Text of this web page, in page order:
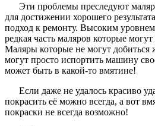
Эти проблемы преследуют
для достижении хорошего
подход к ремонту. Высоким уровнем
редкая часть маляров которые
Маляры которые не могут добиться
могут просто испортить машину
может быть в какой-то вмятине!
Если даже не удалось красиво
покрасить её можно всегда, а вот
покраски не всегда возможно!